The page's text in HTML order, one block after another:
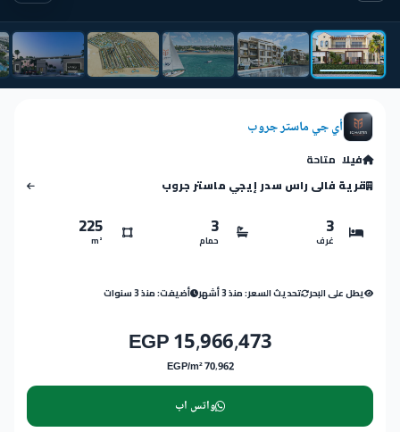
أي جي ماستر جروب
فيلا متاحة
قرية فالى راس سدر إيجي ماستر جروب
3
غرف
3
حمام
225
m²
يطل على البحر تحديث السعر: منذ 3 أشهر أضيفت: منذ 3 سنوات
15,966,473 EGP
70,962 EGP/m²
واتس اب